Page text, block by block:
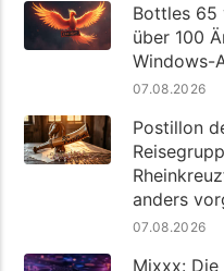
Bottles 65
über 100
Windows-
07.08.2026
Postillon
anders
07.08.2026
Mixxx: